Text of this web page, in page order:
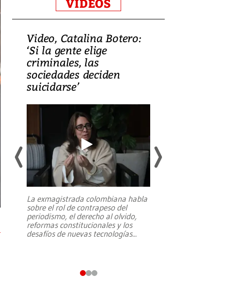
VIDEOS
Video, Catalina Botero:
‘Si la gente elige
criminales, las
sociedades deciden
suicidarse’
La exmagistrada colombiana habla
sobre el rol de contrapeso del
periodismo, el derecho al olvido,
reformas constitucionales y los
desafíos de nuevas tecnologías...